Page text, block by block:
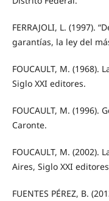
FERRAJOLI, L. (1997).
garantías, la ley del
FOUCAULT, M. (1968).
Siglo XXI editores.
FOUCAULT, M. (1996).
Caronte.
FOUCAULT, M. (2002).
Aires, Siglo XXI
FUENTES PÉREZ, B.